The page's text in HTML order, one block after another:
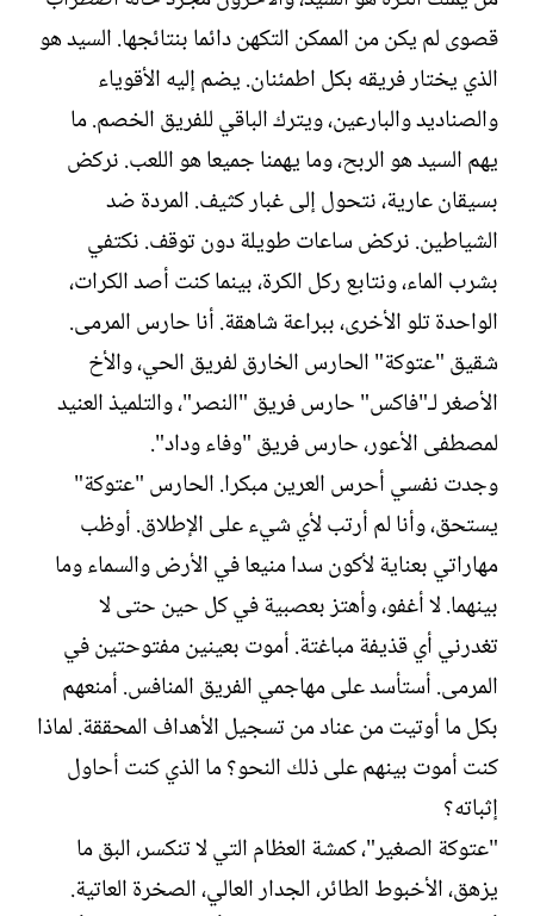
قصوى لم يكن من الممكن التكهن دائما بنتائجها. السيد هو
الذي يختار فريقه بكل اطمئنان. يضم إليه الأقوياء
والصناديد والبارعين، ويترك الباقي للفريق الخصم. ما
يهم السيد هو الربح، وما يهمنا جميعا هو اللعب. نركض
بسيقان عارية، نتحول إلى غبار كثيف. المردة ضد
الشياطين. نركض ساعات طويلة دون توقف. نكتفي
بشرب الماء، ونتابع ركل الكرة، بينما كنت أصد الكرات،
الواحدة تلو الأخرى، ببراعة شاهقة. أنا حارس المرمى.
شقيق "عتوكة" الحارس الخارق لفريق الحي، والأخ
الأصغر لـ"فاكس" حارس فريق "النصر"، والتلميذ العنيد
لمصطفى الأعور، حارس فريق "وفاء وداد".
وجدت نفسي أحرس العرين مبكرا. الحارس "عتوكة"
يستحق، وأنا لم أرتب لأي شيء على الإطلاق. أوظب
مهاراتي بعناية لأكون سدا منيعا في الأرض والسماء وما
بينهما. لا أغفو، وأهتز بعصبية في كل حين حتى لا
تغدرني أي قذيفة مباغتة. أموت بعينين مفتوحتين في
المرمى. أستأسد على مهاجمي الفريق المنافس. أمنعهم
بكل ما أوتيت من عناد من تسجيل الأهداف المحققة. لماذا
كنت أموت بينهم على ذلك النحو؟ ما الذي كنت أحاول
إثباته؟
"عتوكة الصغير"، كمشة العظام التي لا تنكسر، البق ما
يزهق، الأخبوط الطائر، الجدار العالي، الصخرة العاتية.